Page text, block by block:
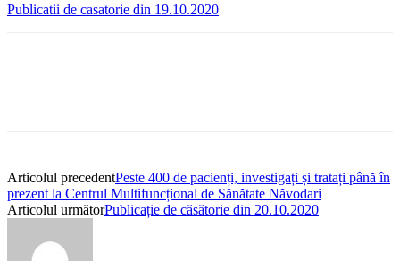
Publicatii de casatorie din 19.10.2020
Articolul precedentPeste 400 de pacienți, investigați și tratați până în
prezent la Centrul Multifuncțional de Sănătate Năvodari
Articolul următorPublicație de căsătorie din 20.10.2020